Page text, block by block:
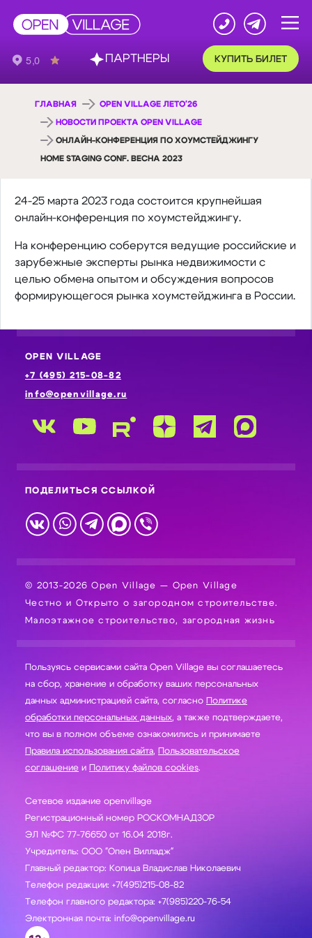
КУПИТЬ БИЛЕТ
ГЛАВНАЯ OPEN VILLAGE ЛЕТО'26
НОВОСТИ ПРОЕКТА OPEN VILLAGE
ОНЛАЙН-КОНФЕРЕНЦИЯ ПО ХОУМСТЕЙДЖИНГУ
HOME STAGING CONF. ВЕСНА 2023
24-25 марта 2023 года состоится крупнейшая
онлайн-конференция по хоумстейджингу.
На конференцию соберутся ведущие российские и
зарубежные эксперты рынка недвижимости с
целью обмена опытом и обсуждения вопросов
формирующегося рынка хоумстейджинга в России.
OPEN VILLAGE
+7 (495) 215-08-82
info@openvillage.ru
ПОДЕЛИТЬСЯ ССЫЛКОЙ
© 2013-2026 Open Village — Open Village
Честно и Открыто о загородном строительстве.
Малоэтажное строительство, загородная жизнь
Пользуясь сервисами сайта Open Village вы соглашаетесь
на сбор, хранение и обработку ваших персональных
данных администрацией сайта, согласно Политике
обработки персональных данных, а также подтверждаете,
что вы в полном объеме ознакомились и принимаете
Правила использования сайта, Пользовательское
соглашение и Политику файлов cookies.
Сетевое издание openvillage
Регистрационный номер РОСКОМНАДЗОР
ЭЛ №ФС 77-76650 от 16.04 2018г.
Учредитель: ООО "Опен Вилладж"
Главный редактор: Копица Владислав Николаевич
Телефон редакции: +7(495)215-08-82
Телефон главного редактора: +7(985)220-76-54
Электронная почта: info@openvillage.ru